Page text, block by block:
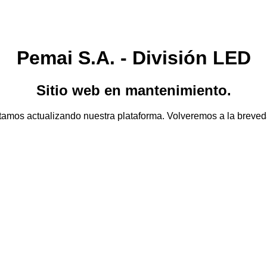
Pemai S.A. - División LED
Sitio web en mantenimiento.
actualizando nuestra plataforma. Volveremos a la